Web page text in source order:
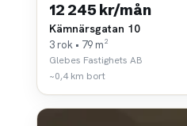
12 245 kr/mån
Kämnärsgatan 10
3 rok • 79 m²
Glebes Fastighets AB
~0,4 km bort